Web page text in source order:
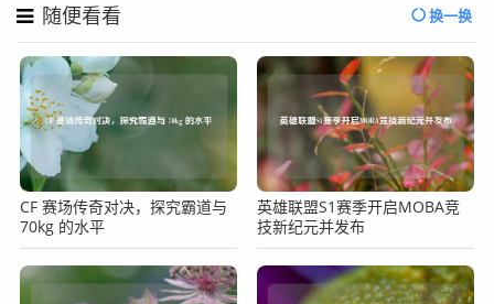
随便看看 换一换
CF 赛场传奇对决，探究霸道与
70kg 的水平
英雄联盟S1赛季开启MOBA竞
技新纪元并发布